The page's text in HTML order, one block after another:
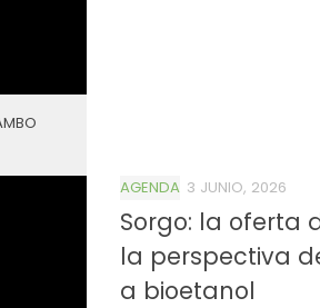
AGENDA 3 JUNIO, 2026
Sorgo: la oferta
la perspectiva
a bioetanol